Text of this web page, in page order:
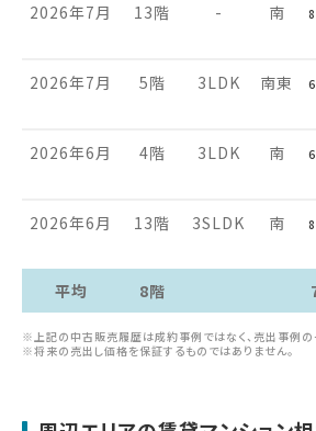
2026年7月 13階 - 南
2026年7月 5階 3LDK 南東
2026年6月 4階 3LDK 南
2026年6月 13階 3SLDK 南
平均
8階
※上記の中古販売履歴は成約事例ではなく、売出事例の
※将来の売出し価格を保証するものではありません。